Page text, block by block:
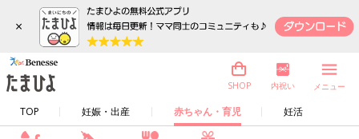
×
TOP 妊娠・出産 赤ちゃん・育児 妊活
SHOP 内祝い メニュー